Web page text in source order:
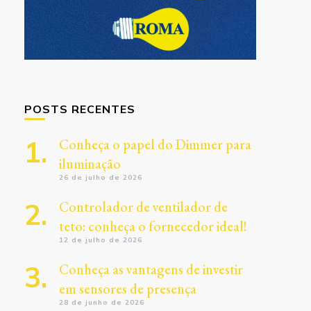
POSTS RECENTES
Conheça o papel do Dimmer para
iluminação
26 de julho de 2026
Controlador de ventilador de
teto: conheça o fornecedor ideal!
12 de julho de 2026
Conheça as vantagens de investir
em sensores de presença
28 de junho de 2026